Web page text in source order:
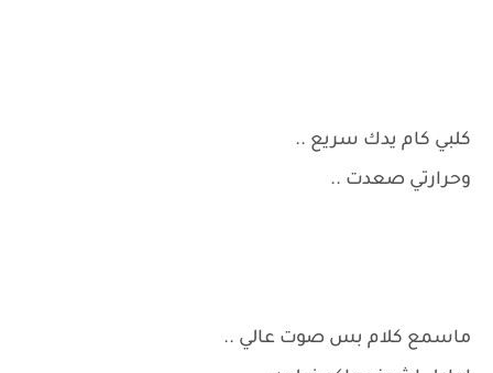
كلبي كام يدك سريع ..
وحرارتي صعدت ..
ماسمع كلام بس صوت عالي ..